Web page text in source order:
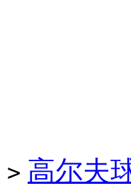
> 高尔夫